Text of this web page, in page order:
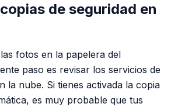
de seguridad en
fotos en la papelera del
paso es revisar los servicios de
la nube. Si tienes activada la copia
es muy probable que tus